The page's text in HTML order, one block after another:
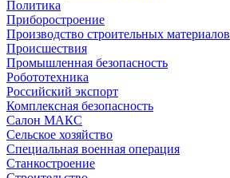
Политика
Приборостроение
Производство строительных материалов
Происшествия
Промышленная безопасность
Робототехника
Российский экспорт
Комплексная безопасность
Салон МАКС
Сельское хозяйство
Специальная военная операция
Станкостроение